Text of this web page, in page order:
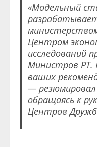
«Модельный
Центром
исследований
Министров
ваших
— резюмировал
обращаясь к
Центров